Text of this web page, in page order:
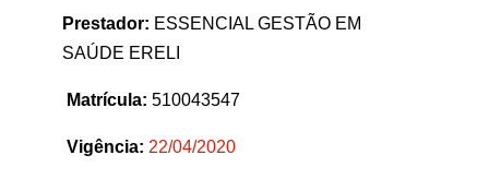
Prestador: ESSENCIAL GESTÃO EM
SAÚDE ERELI
Matrícula: 510043547
Vigência: 22/04/2020